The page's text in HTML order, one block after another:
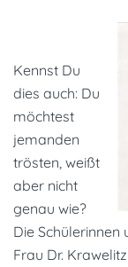
Kennst Du
dies auch: Du
möchtest
jemanden
trösten, weißt
aber nicht
genau wie?
Die Schülerinnen
Frau Dr.